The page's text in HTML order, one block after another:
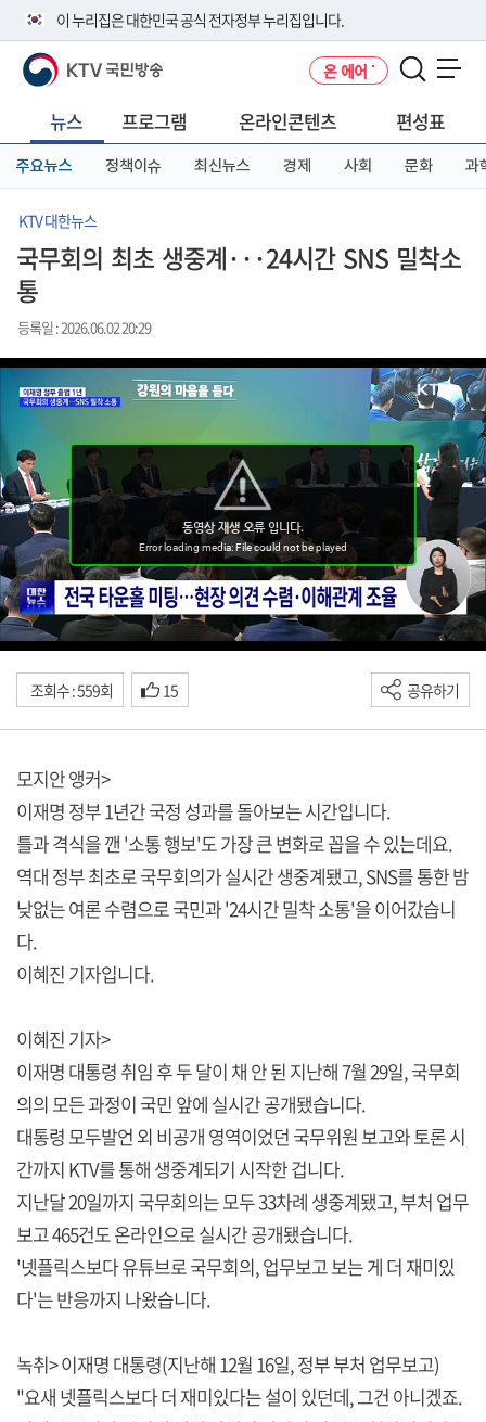
이 누리집은 대한민국 공식 전자정부 누리집입니다.
공식 누리집 주소 확인하기
니다.
이밖에 or.kr 또는 .kr등 다른 도메인 주소를 사용하고 있다면 아래 URL에
서 도메인 주소를 확인해 보세요
KTV 국민방송 온 에어
뉴스 프로그램 온라인콘텐츠 편성표
주요뉴스 정책이슈 최신뉴스 경제 사회 문화 과
KTV 대한뉴스
국무회의 최초 생중계···24시간 SNS 밀착소
통
등록일 : 2026.06.02 20:29
조회수 : 559회 15 공유하기
모지안 앵커>
이재명 정부 1년간 국정 성과를 돌아보는 시간입니다.
틀과 격식을 깬 '소통 행보'도 가장 큰 변화로 꼽을 수 있는데요.
역대 정부 최초로 국무회의가 실시간 생중계됐고, SNS를 통한 밤
낮없는 여론 수렴으로 국민과 '24시간 밀착 소통'을 이어갔습니
다.
이혜진 기자입니다.
이혜진 기자>
이재명 대통령 취임 후 두 달이 채 안 된 지난해 7월 29일, 국무회
의의 모든 과정이 국민 앞에 실시간 공개됐습니다.
대통령 모두발언 외 비공개 영역이었던 국무위원 보고와 토론 시
간까지 KTV를 통해 생중계되기 시작한 겁니다.
지난달 20일까지 국무회의는 모두 33차례 생중계됐고, 부처 업무
보고 465건도 온라인으로 실시간 공개됐습니다.
'넷플릭스보다 유튜브로 국무회의, 업무보고 보는 게 더 재미있
다'는 반응까지 나왔습니다.
녹취> 이재명 대통령(지난해 12월 16일, 정부 부처 업무보고)
"요새 넷플릭스보다 더 재미있다는 설이 있던데, 그건 아니겠죠.